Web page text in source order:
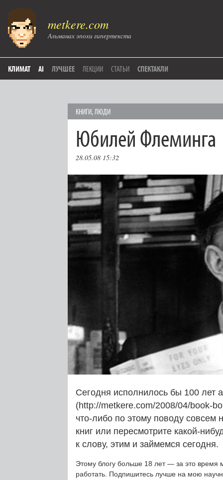
metkere.com
Альманах эпохи гипертекста
КЛИМАТ AI ЛУЧШЕЕ ЛЕКЦИИ СТАТЬИ СПЕКТАКЛИ
КНИГИ,ЛЮДИ
Юбилей Флеминга
28.05.08 15:32
Сегодня исполнилось бы 100 лет
(http://metkere.com/2008/04/book-
что-либо по этому поводу совсем
книг или пересмотрите какой-
к слову, этим и займемся сегодня.
Этому блогу больше 18 лет — за это время
работать. Подпишитесь лучше на мою